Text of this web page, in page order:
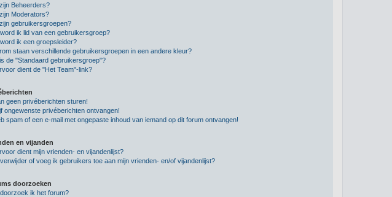
Beheerders?
Moderators?
gebruikersgroepen?
ik lid van een gebruikersgroep?
ik een groepsleider?
staan verschillende gebruikersgroepen in een andere kleur?
de "Standaard gebruikersgroep"?
dient de "Het Team"-link?
geen privéberichten sturen!
ongewenste privéberichten ontvangen!
spam of een e-mail met ongepaste inhoud van iemand op dit forum ontvangen!
en vijanden
dient mijn vrienden- en vijandenlijst?
of voeg ik gebruikers toe aan mijn vrienden- en/of vijandenlijst?
doorzoeken
ik het forum?